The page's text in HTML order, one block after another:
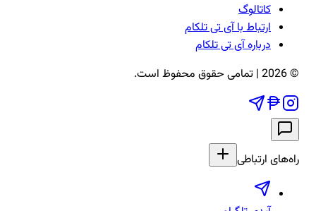
کاتالوگ
ارتباط با آی تی تلکام
درباره آی تی تلکام
©
2026 | تمامی حقوق محفوظ است.
راه‌های ارتباطی